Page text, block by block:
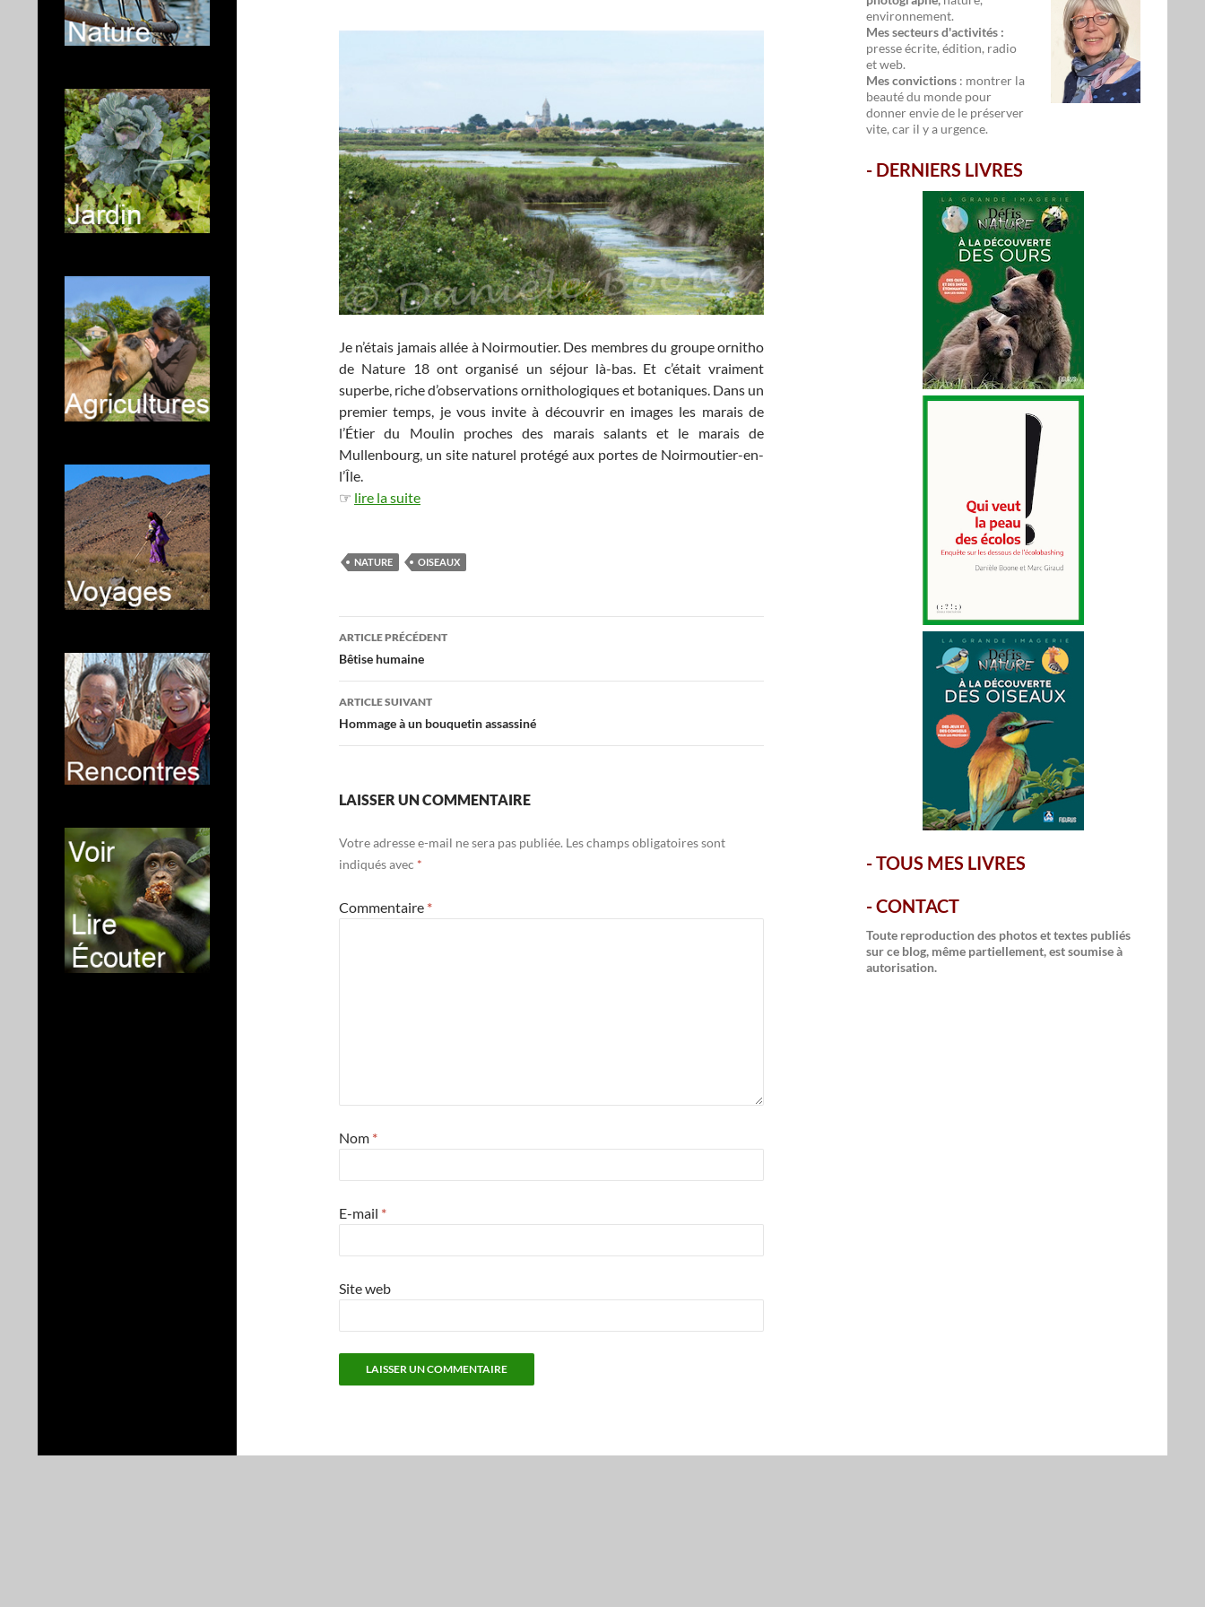
Je n’étais jamais allée à Noirmoutier. Des membres du groupe ornitho
de Nature 18 ont organisé un séjour là-bas. Et c’était vraiment
superbe, riche d’observations ornithologiques et botaniques. Dans un
premier temps, je vous invite à découvrir en images les marais de
l’Étier du Moulin proches des marais salants et le marais de
Mullenbourg, un site naturel protégé aux portes de Noirmoutier-en-
l’Île.
☞ lire la suite
NATURE OISEAUX
Navigation
des
articles
ARTICLE PRÉCÉDENT
Bêtise humaine
ARTICLE SUIVANT
Hommage à un bouquetin assassiné
LAISSER UN COMMENTAIRE
Votre adresse e-mail ne sera pas publiée. Les champs obligatoires sont
indiqués avec *
Commentaire *
Nom *
E-mail *
Site web
environnement.
Mes secteurs d'activités :
presse écrite, édition, radio
et web.
Mes convictions : montrer la
beauté du monde pour
donner envie de le préserver
vite, car il y a urgence.
- DERNIERS LIVRES
-TOUS MES LIVRES
-CONTACT
Toute reproduction des photos et textes publiés
sur ce blog, même partiellement, est soumise à
autorisation.